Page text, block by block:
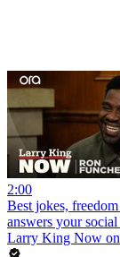
2:00
Best jokes,
answers your
Larry King Now